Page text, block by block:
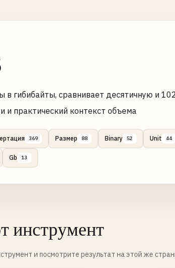
в гибибайты, сравнивает десятичную и
и практический контекст объема
369 Размер 88 Binary 52 Unit 44
Gb 13
инструмент
и посмотрите результат на этой же